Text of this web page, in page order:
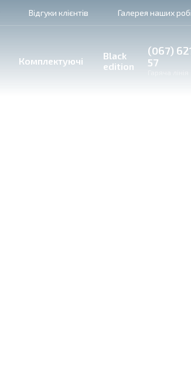
Відгуки клієнтів Галерея наших
Комплектуючі
Black
edition
(067)
57